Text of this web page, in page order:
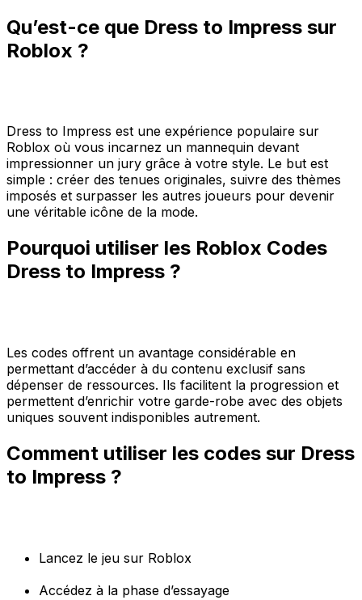
Qu’est-ce que Dress to Impress sur
Roblox ?
Dress to Impress est une expérience populaire sur
Roblox où vous incarnez un mannequin devant
impressionner un jury grâce à votre style. Le but est
simple : créer des tenues originales, suivre des thèmes
imposés et surpasser les autres joueurs pour devenir
une véritable icône de la mode.
Pourquoi utiliser les Roblox Codes
Dress to Impress ?
Les codes offrent un avantage considérable en
permettant d’accéder à du contenu exclusif sans
dépenser de ressources. Ils facilitent la progression et
permettent d’enrichir votre garde-robe avec des objets
uniques souvent indisponibles autrement.
Comment utiliser les codes sur Dress
to Impress ?
Lancez le jeu sur Roblox
Accédez à la phase d’essayage